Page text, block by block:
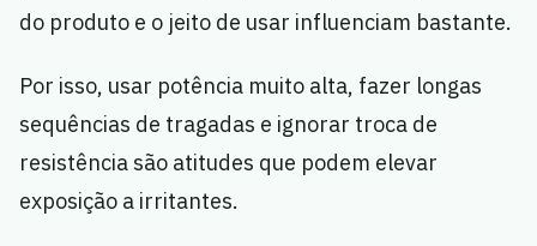
do produto e o jeito de usar influenciam bastante.
Por isso, usar potência muito alta, fazer longas
sequências de tragadas e ignorar troca de
resistência são atitudes que podem elevar
exposição a irritantes.